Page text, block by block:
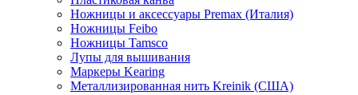
Ножницы и аксессуары Premax (Италия)
Ножницы Feibo
Ножницы Tamsco
Лупы для вышивания
Маркеры Kearing
Металлизированная нить Kreinik (США)